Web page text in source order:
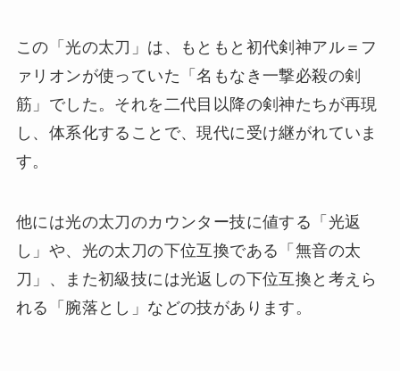
この「光の太刀」は、もともと初代剣神アル＝フ
ァリオンが使っていた「名もなき一撃必殺の剣
筋」でした。それを二代目以降の剣神たちが再現
し、体系化することで、現代に受け継がれていま
す。
他には光の太刀のカウンター技に値する「光返
し」や、光の太刀の下位互換である「無音の太
刀」、また初級技には光返しの下位互換と考えら
れる「腕落とし」などの技があります。